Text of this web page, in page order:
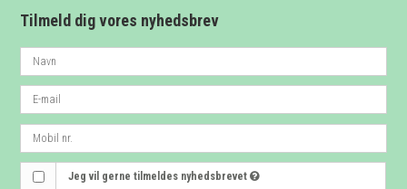
Tilmeld dig vores nyhedsbrev
Jeg vil gerne tilmeldes nyhedsbrevet